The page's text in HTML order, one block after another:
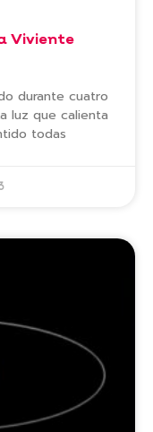
Viviente
durante cuatro
luz que calienta
todas